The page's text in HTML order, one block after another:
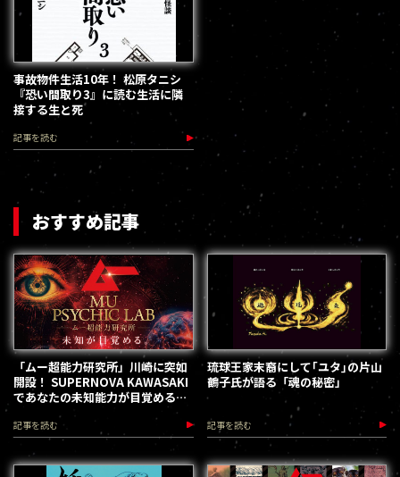
事故物件生活10年！ 松原タニシ
『恐い間取り3』に読む生活に隣
接する生と死
記事を読む
おすすめ記事
「ムー超能力研究所」川崎に突如
開設！ SUPERNOVA KAWASAKI
であなたの未知能力が目覚める
（2026.8.18-28）
記事を読む
琉球王家末裔にして｢ユタ｣の片山
鶴子氏が語る「魂の秘密」
記事を読む